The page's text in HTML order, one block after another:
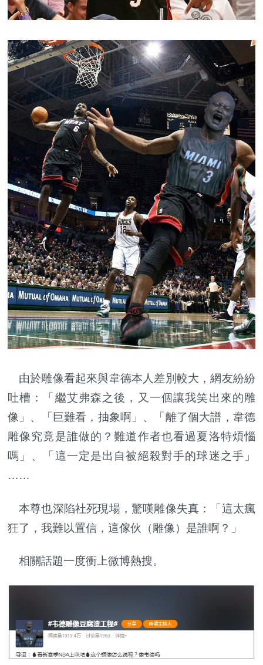
由於雕像看起來與韋德本人差別較大，網友紛紛
吐槽：「繼艾弗森之後，又一個讓我笑出來的雕
像」、「巨難看，抽象啊」、「離了個大譜，韋德
雕像究竟是誰做的？難道作者也看過夏洛特煩惱
嗎」、「這一定是出自被絕殺對手的球迷之手」
……
本尊也深陷社死現場，驚嘆雕像失真：「這太瘋
狂了，我難以置信，這傢伙（雕像）是誰啊？」
相關話題一度衝上微博熱搜。